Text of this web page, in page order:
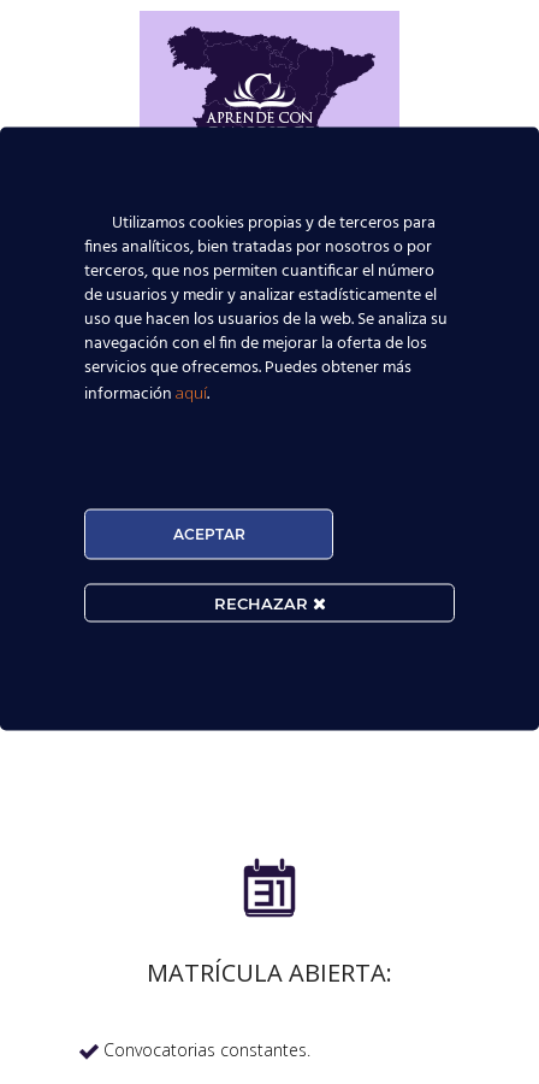

MATRÍCULA ABIERTA:
 Convocatorias constantes.
Utilizamos cookies propias y de terceros para
fines analíticos, bien tratadas por nosotros o por
terceros, que nos permiten cuantificar el número
de usuarios y medir y analizar estadísticamente el
uso que hacen los usuarios de la web. Se analiza su
navegación con el fin de mejorar la oferta de los
servicios que ofrecemos. Puedes obtener más
información aquí.
ACEPTAR
RECHAZAR